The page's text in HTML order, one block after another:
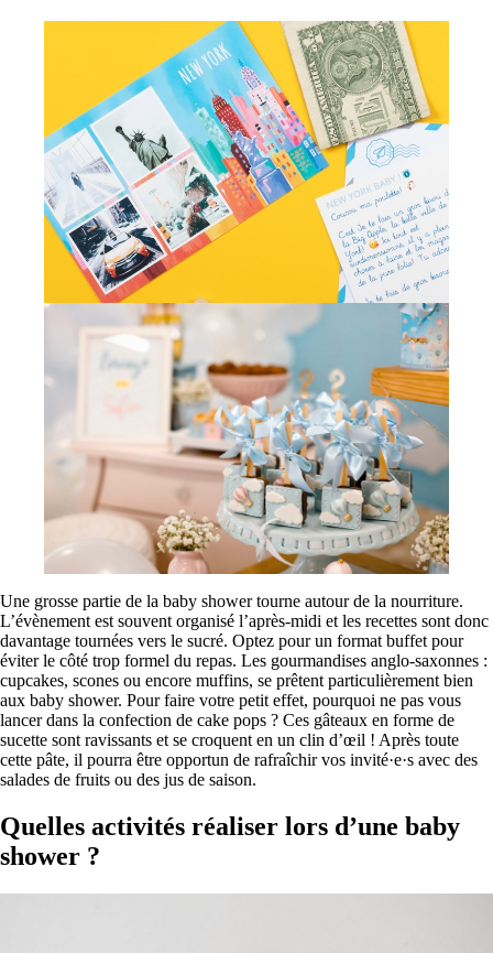
Une grosse partie de la baby shower tourne autour de la nourriture.
L’évènement est souvent organisé l’après-midi et les recettes sont donc
davantage tournées vers le sucré. Optez pour un format buffet pour
éviter le côté trop formel du repas. Les gourmandises anglo-saxonnes :
cupcakes, scones ou encore muffins, se prêtent particulièrement bien
aux baby shower. Pour faire votre petit effet, pourquoi ne pas vous
lancer dans la confection de cake pops ? Ces gâteaux en forme de
sucette sont ravissants et se croquent en un clin d’œil ! Après toute
cette pâte, il pourra être opportun de rafraîchir vos invité·e·s avec des
salades de fruits ou des jus de saison.
Quelles activités réaliser lors d’une baby
shower ?